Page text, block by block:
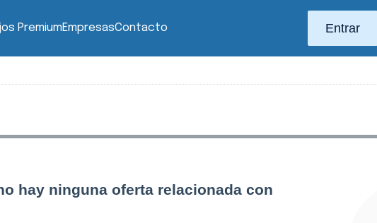
PremiumEmpresasContacto Entrar
hay ninguna oferta relacionada con